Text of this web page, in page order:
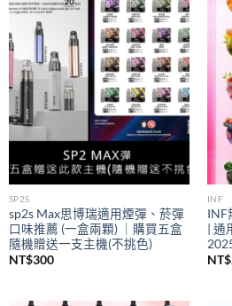
Add to
wishlist
SP2S
sp2s Max思博瑞適用煙彈、菸彈
口味推薦 (一盒兩顆) ｜購買五盒
隨機贈送一支主機(不挑色)
NT$300
INF
INF
|
NT$